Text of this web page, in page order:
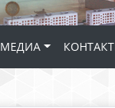
МЕДИА